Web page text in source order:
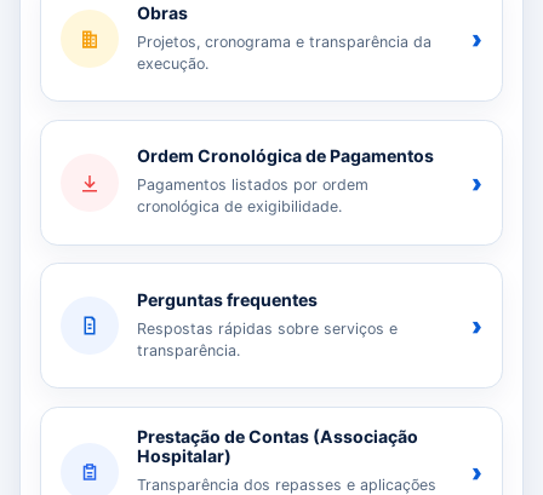
Obras
Projetos, cronograma e transparência da
execução.
›
Ordem Cronológica de Pagamentos
Pagamentos listados por ordem
cronológica de exigibilidade.
›
Perguntas frequentes
Respostas rápidas sobre serviços e
transparência.
›
Prestação de Contas (Associação
Hospitalar)
Transparência dos repasses e aplicações
›